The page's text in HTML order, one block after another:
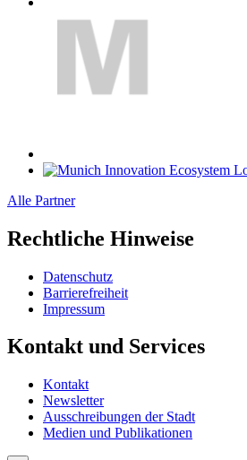
Alle Partner
Rechtliche Hinweise
Datenschutz
Barrierefreiheit
Impressum
Kontakt und Services
Kontakt
Newsletter
Ausschreibungen der Stadt
Medien und Publikationen